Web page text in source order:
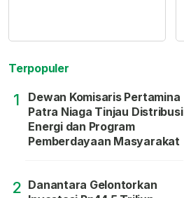
Terpopuler
1
Dewan Komisaris Pertamina
Patra Niaga Tinjau Distribusi
Energi dan Program
Pemberdayaan Masyarakat
2 Danantara Gelontorkan